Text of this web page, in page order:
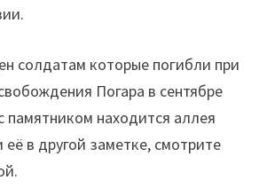
солдатам которые погибли при
Погара в сентябре
памятником находится аллея
в другой заметке, смотрите